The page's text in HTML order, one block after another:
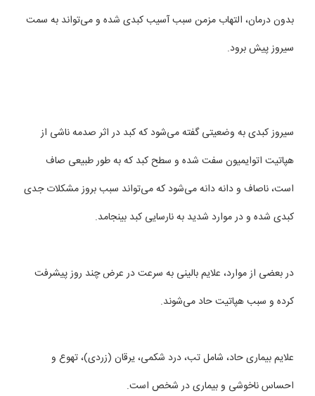
بدون درمان، التهاب مزمن سبب آسیب كبدی شده و می‌تواند به سمت
سیروز پیش برود.
سیروز کبدی به وضعیتی گفته می‌شود كه كبد در اثر صدمه ناشی از
هپاتیت اتوایمیون سفت شده و سطح كبد كه به طور طبیعی صاف
است، ناصاف و دانه دانه می‌شود كه می‌تواند سبب بروز مشكلات جدی
كبدی شده و در موارد شدید به نارسایی كبد بینجامد.
در بعضی از موارد، علایم بالینی به سرعت در عرض چند روز پیشرفت
كرده و سبب هپاتیت حاد می‌شوند.
علایم بیماری حاد، شامل تب، درد شكمی، یرقان (زردی)، تهوع و
احساس ناخوشی و بیماری در شخص است.